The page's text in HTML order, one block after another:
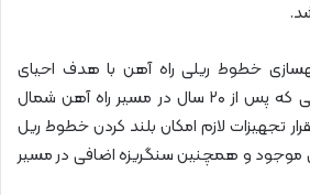
خطوط ریلی راه آهن با هدف احیای
خطوط انجام شود؛ اقدامی که پس از ۲۰ سال در مسیر راه آهن شمال
تجهیزات لازم امکان بلند کردن خطوط ریل
و همچنین سنگریزه اضافی در مسیر